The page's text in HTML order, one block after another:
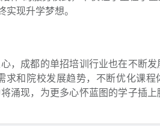
现升学梦想。
，成都的单招培训行业也在不断
和院校发展趋势，不断优化课程
涌现，为更多心怀蓝图的学子插